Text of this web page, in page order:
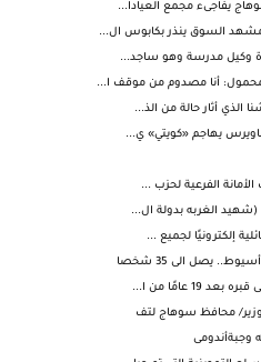
يفاجىء مجمع العيادا...
السوق ينذر بكابوس ال...
وكيل مدرسة وهو ساجد...
أنا مصدوم من موقف ا...
الذي أثار حالة من الذ...
يهاجم «كويتي» ي...
الفرعية لحزب ...
(شهيد الغربه بدولة ال...
إلكترونيًا لجميع ...
يصل الى 35 شخصا
عامًا من ا...
محافظ سوهاج لتف